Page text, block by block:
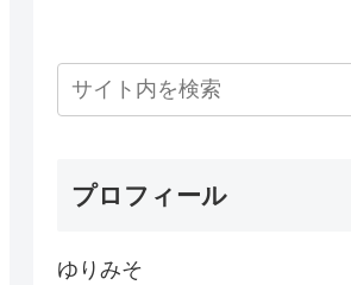
プロフィール
ゆりみそ